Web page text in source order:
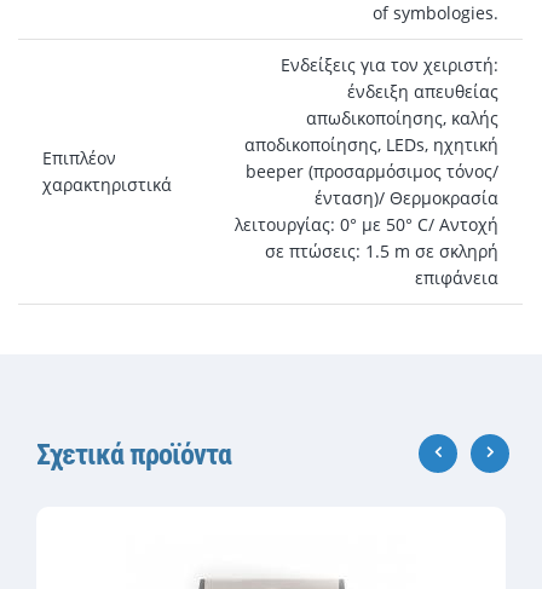
of symbologies.
Επιπλέον
χαρακτηριστικά
Ενδείξεις για τον χειριστή:
ένδειξη απευθείας
απωδικοποίησης, καλής
αποδικοποίησης, LEDs, ηχητική
beeper (προσαρμόσιμος τόνος/
ένταση)/ Θερμοκρασία
λειτουργίας: 0° με 50° C/ Αντοχή
σε πτώσεις: 1.5 m σε σκληρή
επιφάνεια
Σχετικά προϊόντα